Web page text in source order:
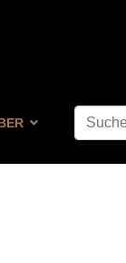
Suchen